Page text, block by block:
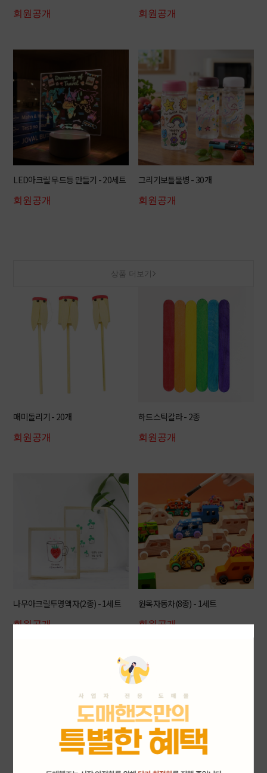
회원공개 회원공개
LED아크릴 무드등 만들기 - 20세트
회원공개
그리기보틀물병 - 30개
회원공개
상품 더보기
매미돌리기 - 20개
회원공개
하드스틱칼라 - 2종
회원공개
나무아크릴투명액자(2종) - 1세트
회원공개
원목자동차(8종) - 1세트
회원공개
상품 더보기